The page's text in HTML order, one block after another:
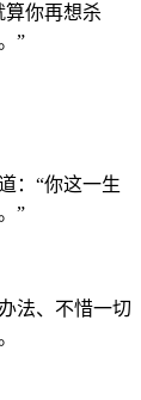
算你再想杀
”
：“你这一生
”
法、不惜一切